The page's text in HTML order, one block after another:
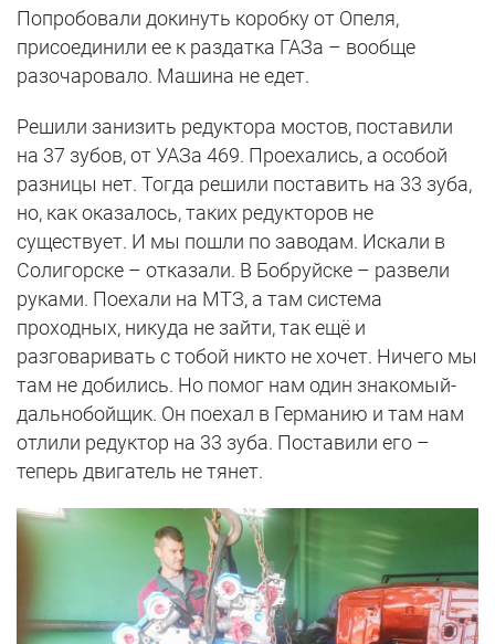
Попробовали докинуть коробку от Опеля,
присоединили ее к раздатка ГАЗа – вообще
разочаровало. Машина не едет.
Решили занизить редуктора мостов, поставили
на 37 зубов, от УАЗа 469. Проехались, а особой
разницы нет. Тогда решили поставить на 33 зуба,
но, как оказалось, таких редукторов не
существует. И мы пошли по заводам. Искали в
Солигорске – отказали. В Бобруйске – развели
руками. Поехали на МТЗ, а там система
проходных, никуда не зайти, так ещё и
разговаривать с тобой никто не хочет. Ничего мы
там не добились. Но помог нам один знакомый-
дальнобойщик. Он поехал в Германию и там нам
отлили редуктор на 33 зуба. Поставили его –
теперь двигатель не тянет.